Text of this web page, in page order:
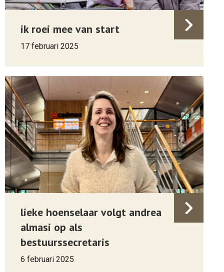
ik roei mee van start
17 februari 2025
lieke hoenselaar volgt andrea
almasi op als
bestuurssecretaris
6 februari 2025